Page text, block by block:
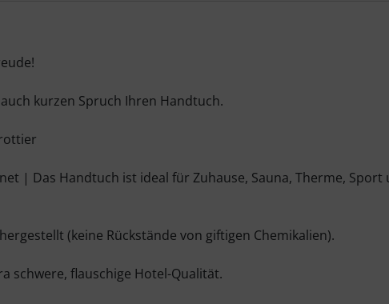
kurzen Spruch Ihren Handtuch.
| Das Handtuch ist ideal für Zuhause, Sauna, Therme,
(keine Rückstände von giftigen Chemikalien).
schwere, flauschige Hotel-Qualität.